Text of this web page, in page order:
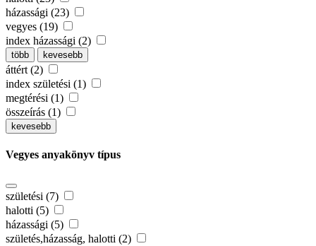
házassági (23)
vegyes (19)
index házassági (2)
több kevesebb
áttért (2)
index születési (1)
megtérési (1)
összeírás (1)
kevesebb
Vegyes anyakönyv típus
születési (7)
halotti (5)
házassági (5)
születés,házasság, halotti (2)